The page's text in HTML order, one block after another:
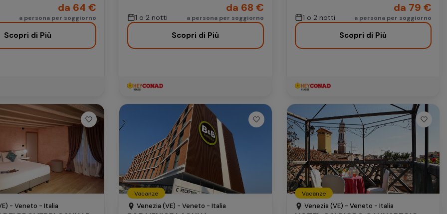
da 64 €
a persona per soggiorno
Scopri di Più
1 o 2 notti
da 68 €
a persona per soggiorno
Scopri di Più
1 o 2 notti
da 79 €
a persona per soggiorno
Scopri di Più
- Veneto - Italia
Vacanze
Venezia (VE) - Veneto - Italia
Vacanze
Venezia (VE) - Veneto - Italia